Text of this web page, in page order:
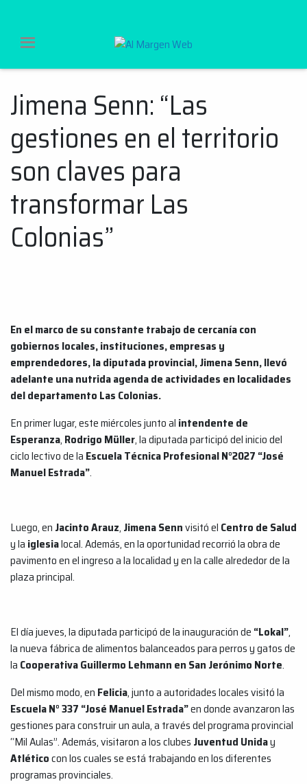
Ir
al
contenido
Jimena Senn: “Las
gestiones en el territorio
son claves para
transformar Las
Colonias”
En el marco de su constante trabajo de cercanía con
gobiernos locales, instituciones, empresas y
emprendedores, la diputada provincial, Jimena Senn, llevó
adelante una nutrida agenda de actividades en localidades
del departamento Las Colonias.
En primer lugar, este miércoles junto al intendente de
Esperanza, Rodrigo Müller, la diputada participó del inicio del
ciclo lectivo de la Escuela Técnica Profesional N°2027 “José
Manuel Estrada”.
Luego, en Jacinto Arauz, Jimena Sennvisitó el Centro de Salud
y la iglesialocal. Además, en la oportunidad recorrió la obra de
pavimento en el ingreso a la localidad y en la calle alrededor de la
plaza principal.
El día jueves, la diputada participó de la inauguración de “Lokal”,
la nueva fábrica de alimentos balanceados para perros y gatos de
la Cooperativa Guillermo Lehmann en San Jerónimo Norte.
Del mismo modo, en Felicia, junto a autoridades locales visitó la
Escuela N° 337 “José Manuel Estrada”en donde avanzaron las
gestiones para construir un aula, a través del programa provincial
“Mil Aulas”. Además, visitaron a los clubes Juventud Uniday
Atléticocon los cuales se está trabajando en los diferentes
programas provinciales.